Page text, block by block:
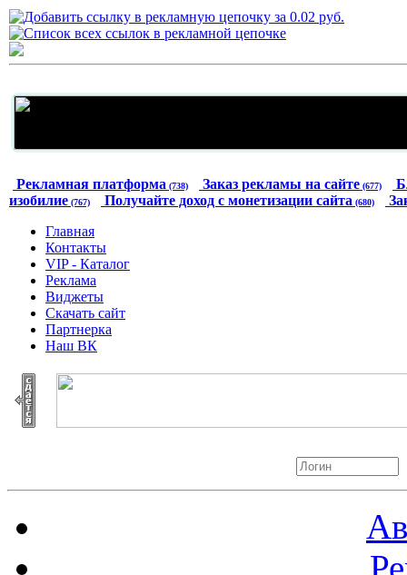
Рекламная платформа (738) Заказ рекламы на сайте (677)
изобилие (767) Получайте доход с монетизации сайта (680)
Главная
Контакты
VIP - Каталог
Реклама
Виджеты
Скачать сайт
Партнерка
Наш ВК